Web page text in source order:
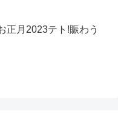
正月2023テト!賑わう